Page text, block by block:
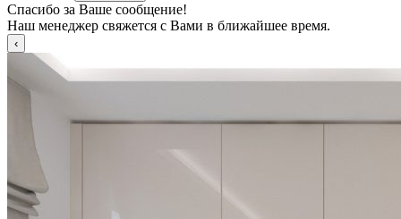
Спасибо за Ваше сообщение!
Наш менеджер свяжется с Вами в ближайшее время.